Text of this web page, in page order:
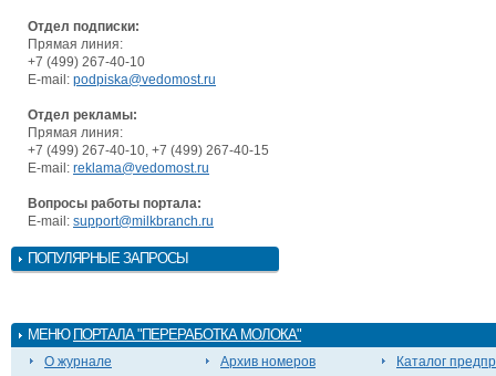
Отдел подписки:
Прямая линия:
+7 (499) 267-40-10
E-mail: podpiska@vedomost.ru
Отдел рекламы:
Прямая линия:
+7 (499) 267-40-10, +7 (499) 267-40-15
E-mail: reklama@vedomost.ru
Вопросы работы портала:
E-mail: support@milkbranch.ru
ПОПУЛЯРНЫЕ ЗАПРОСЫ
МЕНЮ ПОРТАЛА "ПЕРЕРАБОТКА МОЛОКА"
О журнале
Архив номеров
Каталог